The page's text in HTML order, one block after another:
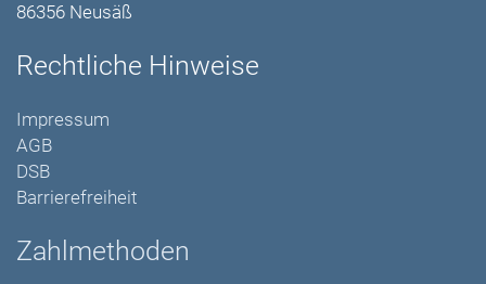
86356 Neusäß
Rechtliche Hinweise
Impressum
AGB
DSB
Barrierefreiheit
Zahlmethoden